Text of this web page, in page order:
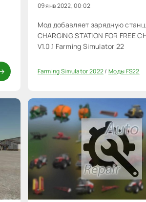
09 янв 2022, 00:02
Мод добавляет зарядную
CHARGING STATION FOR FREE
V1.0.1 Farming Simulator 22
Farming Simulator 2022/Моды FS22